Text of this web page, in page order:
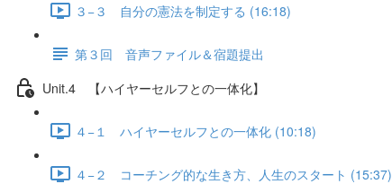
３−３ 自分の憲法を制定する (16:18)
第３回 音声ファイル＆宿題提出
Unit.4 【ハイヤーセルフとの一体化】
４−１ ハイヤーセルフとの一体化 (10:18)
４−２ コーチング的な生き方、人生のスタート (15:37)